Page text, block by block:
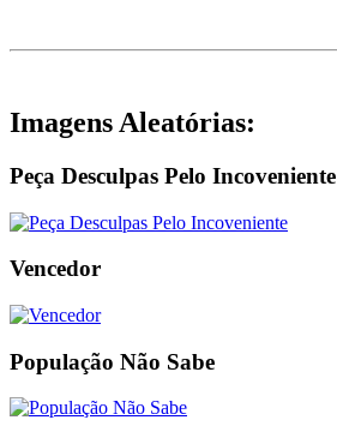
Imagens Aleatórias:
Peça Desculpas Pelo Incoveniente
Vencedor
População Não Sabe